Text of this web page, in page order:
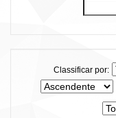
Classificar por: